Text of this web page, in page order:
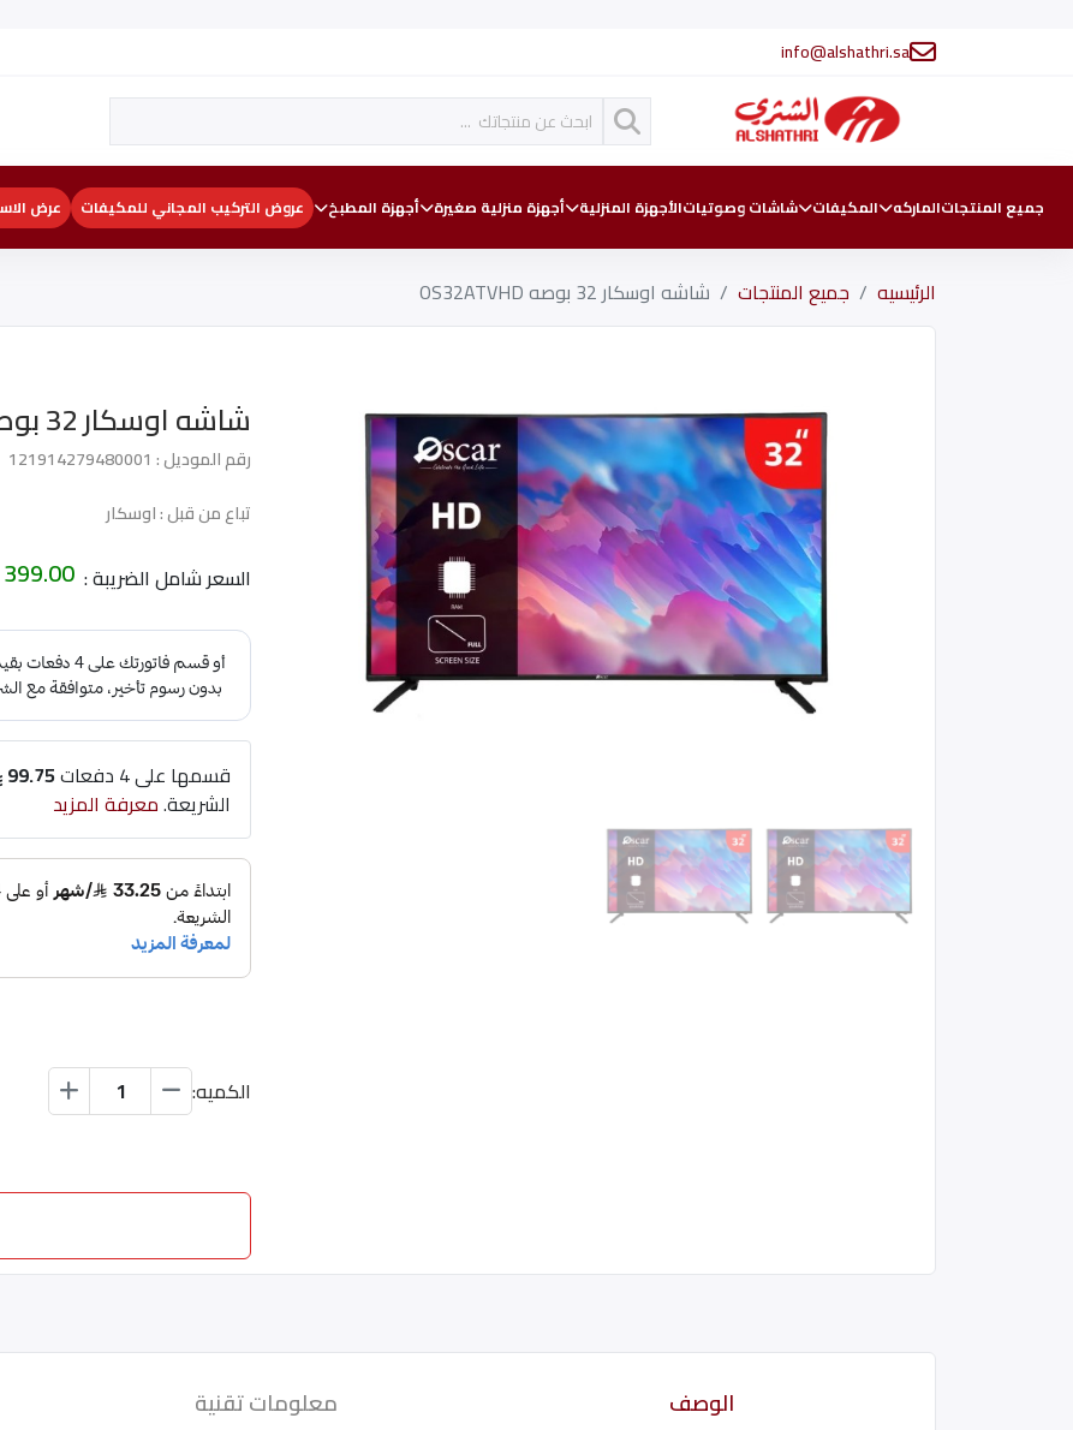
info@alshathri.sa
جميع المنتجاتالماركه المكيفات شاشات وصوتياتالأجهزة المنزلية أجهزة منزلية صغيرة أجهزة المطبخ عروض التركيب المجاني للمكيفات عرض
الرئيسيه جميع المنتجات شاشه اوسكار 32 بوصه OS32ATVHD
شاشه اوسكار 32 بوصه OS32ATVHD
رقم الموديل : 121914279480001
تباع من قبل : اوسكار
السعر شامل الضريبة : 399.00
قسمها على 4 دفعات 99.75
الشريعة.معرفة المزيد
الكميه:
الوصف معلومات تقنية